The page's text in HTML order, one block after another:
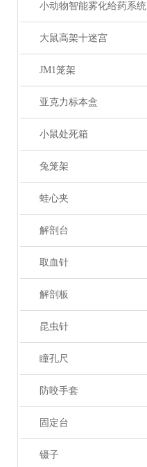
小动物智能雾化给药系统
大鼠高架十迷宫
JM1笼架
亚克力标本盒
小鼠处死箱
兔笼架
蛙心夹
解剖台
取血针
解剖板
昆虫针
瞳孔尺
防咬手套
固定台
镊子